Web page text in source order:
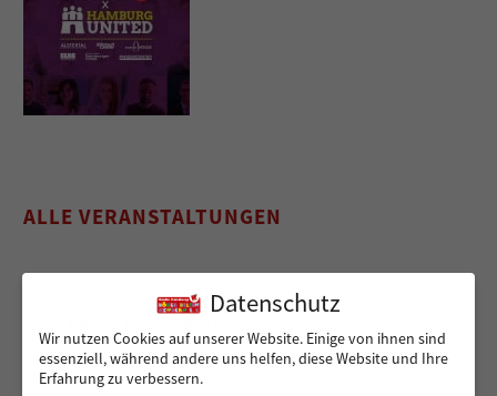
ALLE VERANSTALTUNGEN
Datenschutz
Wir nutzen Cookies auf unserer Website. Einige von ihnen sind
essenziell, während andere uns helfen, diese Website und Ihre
Erfahrung zu verbessern.